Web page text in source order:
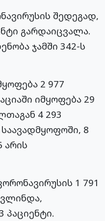
შედეგად,
გარდაიცვალა.
ჯამში 342-ს
2 977
იმყოფება 29
4 293
8
არის
1 791
პაციენტი.